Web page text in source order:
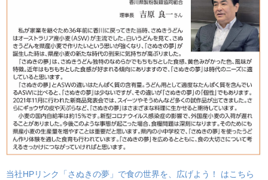
当社HPリンク「さぬきの夢」で食の世界を、広げよう！ はこちら